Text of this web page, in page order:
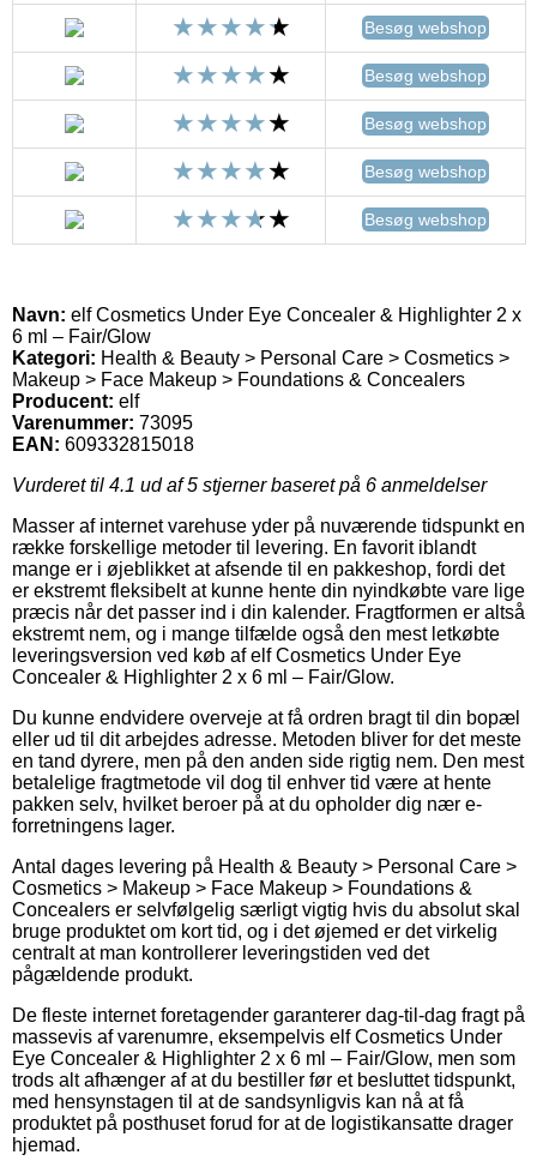
Besøg webshop
Besøg webshop
Besøg webshop
Besøg webshop
Besøg webshop
Navn: elf Cosmetics Under Eye Concealer & Highlighter 2 x
6 ml – Fair/Glow
Kategori: Health & Beauty > Personal Care > Cosmetics >
Makeup > Face Makeup > Foundations & Concealers
Producent: elf
Varenummer: 73095
EAN: 609332815018
Vurderet til 4.1 ud af 5 stjerner baseret på 6 anmeldelser
Masser af internet varehuse yder på nuværende tidspunkt en
række forskellige metoder til levering. En favorit iblandt
mange er i øjeblikket at afsende til en pakkeshop, fordi det
er ekstremt fleksibelt at kunne hente din nyindkøbte vare lige
præcis når det passer ind i din kalender. Fragtformen er altså
ekstremt nem, og i mange tilfælde også den mest letkøbte
leveringsversion ved køb af elf Cosmetics Under Eye
Concealer & Highlighter 2 x 6 ml – Fair/Glow.
Du kunne endvidere overveje at få ordren bragt til din bopæl
eller ud til dit arbejdes adresse. Metoden bliver for det meste
en tand dyrere, men på den anden side rigtig nem. Den mest
betalelige fragtmetode vil dog til enhver tid være at hente
pakken selv, hvilket beroer på at du opholder dig nær e-
forretningens lager.
Antal dages levering på Health & Beauty > Personal Care >
Cosmetics > Makeup > Face Makeup > Foundations &
Concealers er selvfølgelig særligt vigtig hvis du absolut skal
bruge produktet om kort tid, og i det øjemed er det virkelig
centralt at man kontrollerer leveringstiden ved det
pågældende produkt.
De fleste internet foretagender garanterer dag-til-dag fragt på
massevis af varenumre, eksempelvis elf Cosmetics Under
Eye Concealer & Highlighter 2 x 6 ml – Fair/Glow, men som
trods alt afhænger af at du bestiller før et besluttet tidspunkt,
med hensynstagen til at de sandsynligvis kan nå at få
produktet på posthuset forud for at de logistikansatte drager
hjemad.